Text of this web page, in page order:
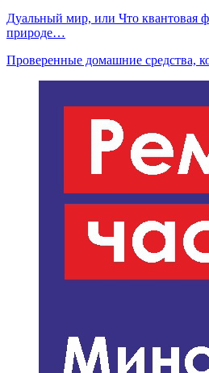
Дуальный мир, или Что квантовая
природе…
Проверенные домашние средства,